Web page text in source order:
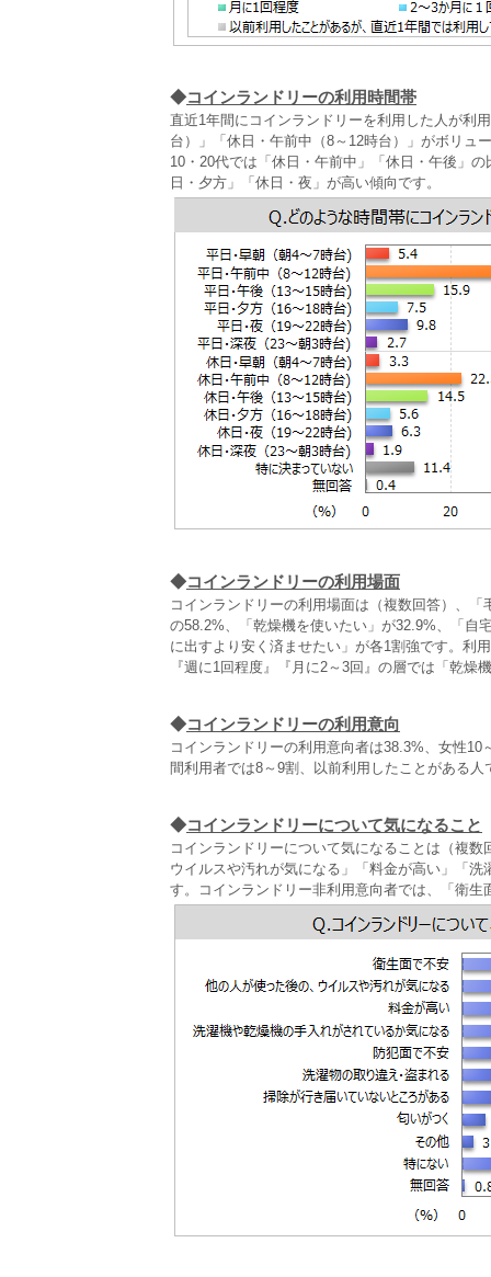
◆コインランドリーの利用時間帯
直近1年間にコインランドリーを利用した人が利
台）」「休日・午前中（8～12時台）」がボリュ
10・20代では「休日・午前中」「休日・午後」
日・夕方」「休日・夜」が高い傾向です。
◆コインランドリーの利用場面
コインランドリーの利用場面は（複数回答）、
の58.2%、「乾燥機を使いたい」が32.9%、「自
に出すより安く済ませたい」が各1割強です。利
『週に1回程度』『月に2～3回』の層では「乾燥
◆コインランドリーの利用意向
コインランドリーの利用意向者は38.3%、女性
間利用者では8～9割、以前利用したことがある
◆コインランドリーについて気になること
コインランドリーについて気になることは（複
ウイルスや汚れが気になる」「料金が高い」「
す。コインランドリー非利用意向者では、「衛